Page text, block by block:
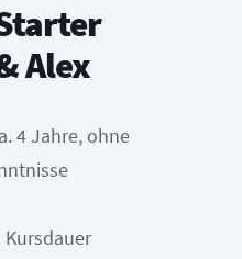
Alex
4 Jahre, ohne
Kursdauer